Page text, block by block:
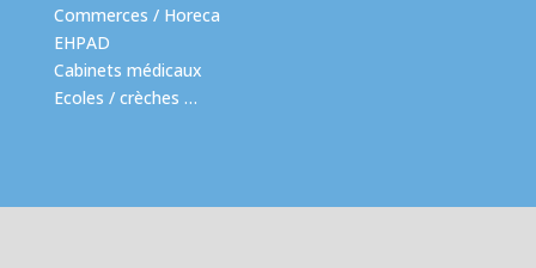
Commerces / Horeca
EHPAD
Cabinets médicaux
Ecoles / crèches …